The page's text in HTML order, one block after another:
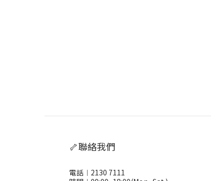
🦴聯絡我們
電話︱2130 7111